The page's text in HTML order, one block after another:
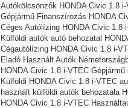
Autókölcsönzők HONDA Civic 1.8
Gépjármű Finanszírozás HONDA
Céges Autólízing HONDA Civic 1.8
Külföldi autók‎ autó behozatal
Cégautólízing HONDA Civic 1.8 i-
Eladó Használt Autók
HONDA Civic 1.8 i-VTEC
Külföldi HONDA Civic 1.8 i-VTEC
használt külföldi autók behozatala
HONDA Civic 1.8 i-VTEC